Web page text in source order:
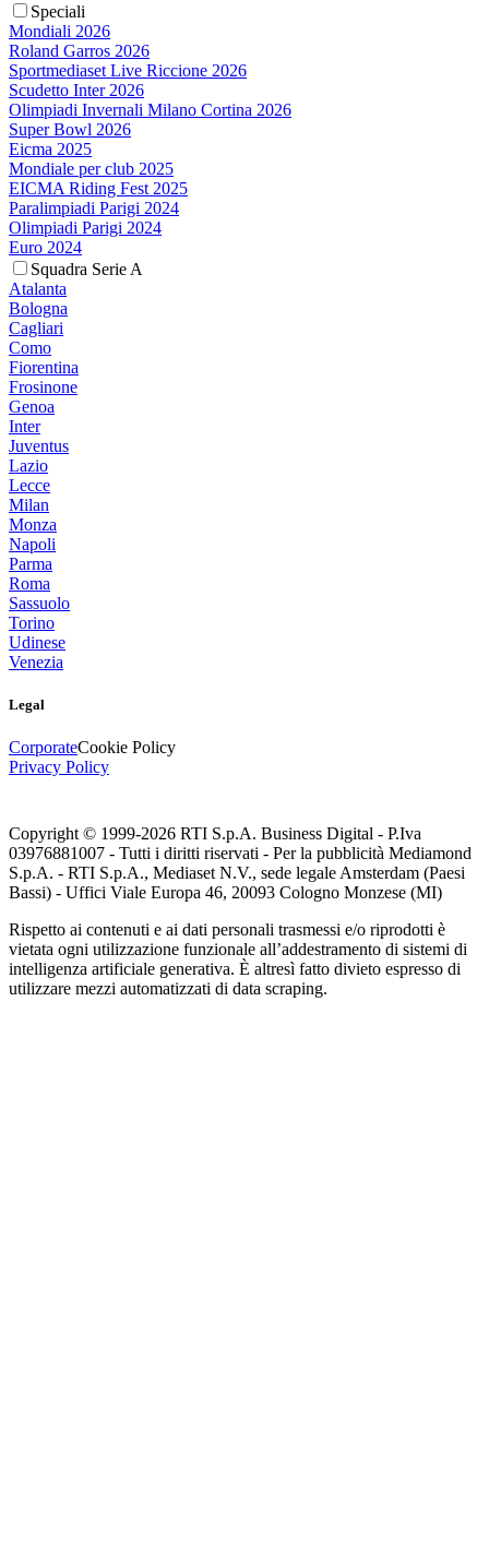
Speciali
Mondiali 2026
Roland Garros 2026
Sportmediaset Live Riccione 2026
Scudetto Inter 2026
Olimpiadi Invernali Milano Cortina 2026
Super Bowl 2026
Eicma 2025
Mondiale per club 2025
EICMA Riding Fest 2025
Paralimpiadi Parigi 2024
Olimpiadi Parigi 2024
Euro 2024
Squadra Serie A
Atalanta
Bologna
Cagliari
Como
Fiorentina
Frosinone
Genoa
Inter
Juventus
Lazio
Lecce
Milan
Monza
Napoli
Parma
Roma
Sassuolo
Torino
Udinese
Venezia
Legal
CorporateCookie Policy
Privacy Policy
Copyright © 1999-2026 RTI S.p.A. Business Digital - P.Iva
03976881007 - Tutti i diritti riservati - Per la pubblicità Mediamond
S.p.A. - RTI S.p.A., Mediaset N.V., sede legale Amsterdam (Paesi
Bassi) - Uffici Viale Europa 46, 20093 Cologno Monzese (MI)
Rispetto ai contenuti e ai dati personali trasmessi e/o riprodotti è
vietata ogni utilizzazione funzionale all’addestramento di sistemi di
intelligenza artificiale generativa. È altresì fatto divieto espresso di
utilizzare mezzi automatizzati di data scraping.